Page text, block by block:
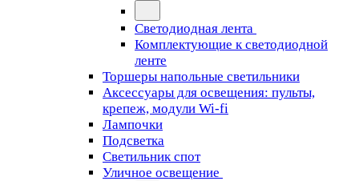
Светодиодная лента
Комплектующие к светодиодной
ленте
Торшеры напольные светильники
Аксессуары для освещения: пульты,
крепеж, модули Wi-fi
Лампочки
Подсветка
Светильник спот
Уличное освещение